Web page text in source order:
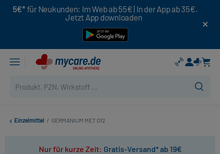
5€* für Neukunden: Im Web ab 55€ | In der App ab 35€.
Jetzt App downloaden
Einzelmittel / GERMANIUM MET D12
Nur für kurze Zeit: Gratis-Versand* ab 19€